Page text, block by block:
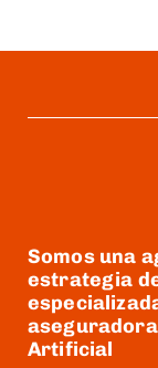
Somos una
estrategia
Artificial